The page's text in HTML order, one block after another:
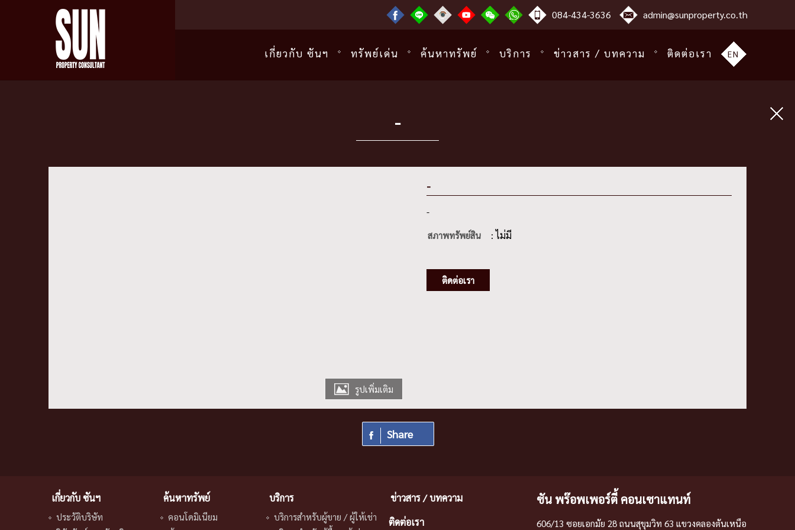
084-434-3636 admin@sunproperty.co.th
เกี่ยวกับ ซันฯ ทรัพย์เด่น ค้นหาทรัพย์ บริการ ข่าวสาร / บทความ ติดต่อเรา EN
-
รูปเพิ่มเติม
-
-
สภาพทรัพย์สิน : ไม่มี
ติดต่อเรา
Share
เกี่ยวกับ ซันฯ
ประวัติบริษัท
ค้นหาทรัพย์
คอนโดมิเนียม
บริการ
บริการสําหรับผู้ขาย / ผู้ให้เช่า
ข่าวสาร / บทความ
ติดต่อเรา
ซัน พร๊อพเพอร์ตี้ คอนเซาแทนท์
606/13 ซอยเอกมัย 28 ถนนสุขุมวิท 63 แขวงคลองตันเหนือ